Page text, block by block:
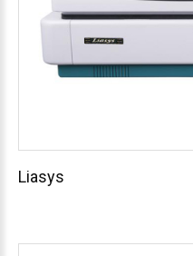
Liasys